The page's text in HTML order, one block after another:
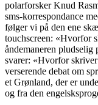
polarforsker Knud
sms-korrespondance
følger vi på den ene
touchscreen: «Hvorfor
åndemaneren
svarer: «Hvorfor
verserende debat om
et Grønland, der er
og fra den